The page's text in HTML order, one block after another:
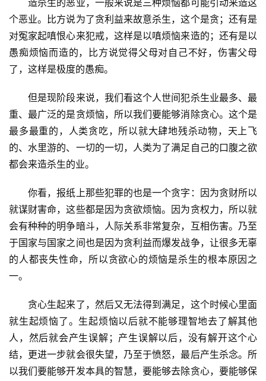
造杀生的恶业，一般来说是三种烦恼都可能引动来造这
个恶业。比方说为了贪利益来故意杀生，这个是贪；还有是
对冤家起嗔恨心来犯戒，这样是以嗔烦恼来造的；还有是以
愚痴烦恼而造的，比方说觉得父母对自己不好，伤害父母
了，这样是极度的愚痴。
但是现阶段来说，我们看这个人世间犯杀生业最多、最
重、最广泛的是贪烦恼，所以我们要能够消除贪心。这个是
最多最重的，人类贪吃，所以就大肆地残杀动物，天上飞
的、水里游的、一切的一切，人类为了满足自己的口腹之欲
都会来造杀生的业。
你看，报纸上那些犯罪的也是一个贪字：因为贪财所以
就谋财害命，这些都是因为贪欲烦恼。因为贪权力，所以就
会有种种的明争暗斗，人际关系非常复杂，互相伤害。乃至
于国家与国家之间也是因为贪利益而爆发战争，让很多无辜
的人都丧失性命，所以贪欲心的烦恼是杀生的根本原因之
一。
贪心生起来了，然后又无法得到满足，这个时候心里面
就生起烦恼了。生起烦恼以后就不能够理智地去了解其他
人，然后就会产生误解；产生误解以后，没有解开这个心
结，更进一步就会很失望，乃至于愤怒，最后产生杀念。所
以我们要能够开发本具的智慧，要能够去除贪心，要能够保